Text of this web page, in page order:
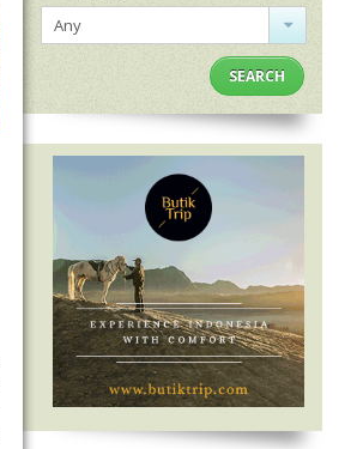
Any
SEARCH